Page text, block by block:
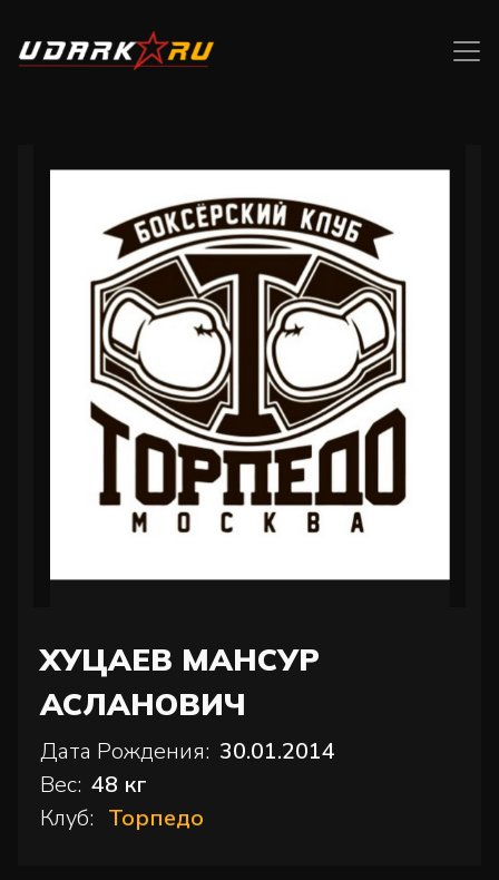
ХУЦАЕВ МАНСУР
АСЛАНОВИЧ
Дата Рождения: 30.01.2014
Вес: 48 кг
Клуб: Торпедо